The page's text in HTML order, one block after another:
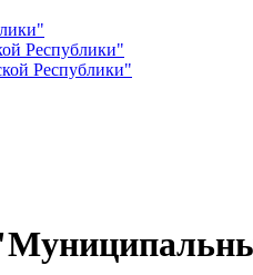
Республики"
Республики"